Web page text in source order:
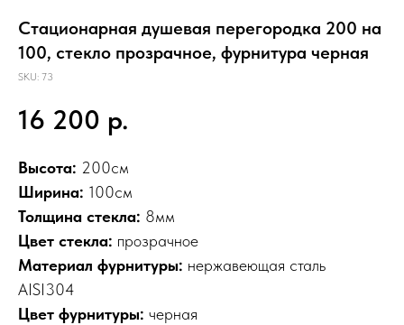
Стационарная душевая перегородка 200 на
100, стекло прозрачное, фурнитура черная
SKU: 73
16 200 р.
Высота: 200см
Ширина: 100см
Толщина стекла: 8мм
Цвет стекла: прозрачное
Материал фурнитуры: нержавеющая сталь
AISI304
Цвет фурнитуры: черная